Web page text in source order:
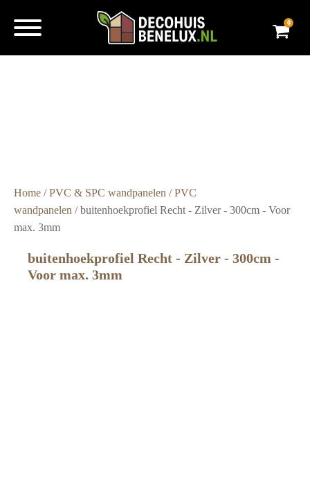
0
Home /PVC & SPC wandpanelen /PVC
wandpanelen / buitenhoekprofiel Recht - Zilver - 300cm - Voor
max. 3mm
buitenhoekprofiel Recht - Zilver - 300cm -
Voor max. 3mm